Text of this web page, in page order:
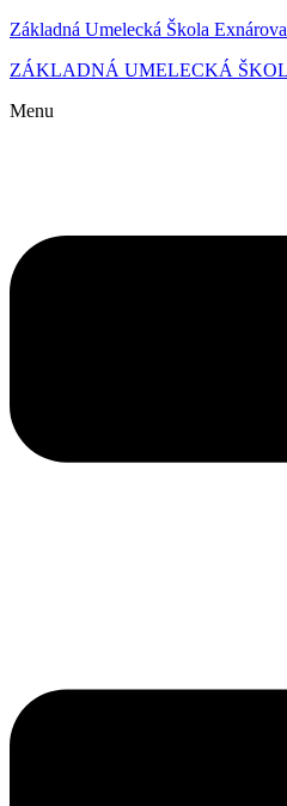
Základná Umelecká Škola
ZÁKLADNÁ UMELECKÁ
Menu